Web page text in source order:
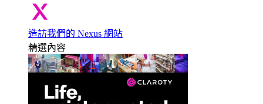
造訪我們的 Nexus 網站
精選內容